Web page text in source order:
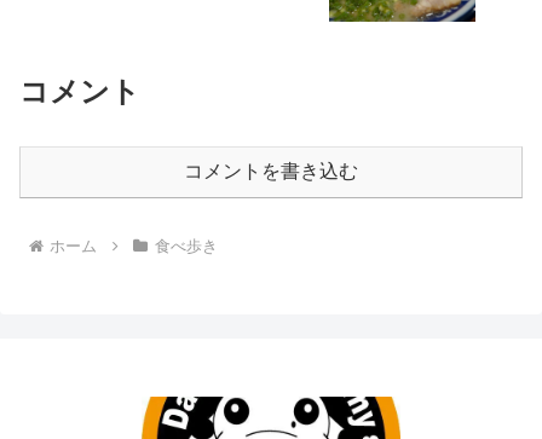
コメント
コメントを書き込む
ホーム 食べ歩き